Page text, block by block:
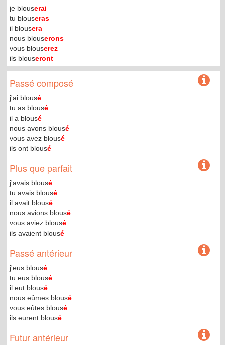
je blouserai
tu blouseras
il blousera
nous blouserons
vous blouserez
ils blouseront
Passé composé
j'ai blousé
tu as blousé
il a blousé
nous avons blousé
vous avez blousé
ils ont blousé
Plus que parfait
j'avais blousé
tu avais blousé
il avait blousé
nous avions blousé
vous aviez blousé
ils avaient blousé
Passé antérieur
j'eus blousé
tu eus blousé
il eut blousé
nous eûmes blousé
vous eûtes blousé
ils eurent blousé
Futur antérieur